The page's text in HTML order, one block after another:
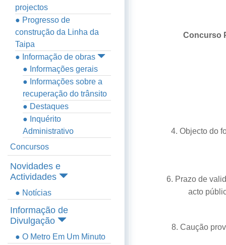
projectos
● Progresso de
construção da Linha da
Taipa
● Informação de obras
● Informações gerais
● Informações sobre a
recuperação do trânsito
● Destaques
● Inquérito
Administrativo
Concursos
Novidades e
Actividades
● Notícias
Informação de
Divulgação
● O Metro Em Um Minuto
Concurso
4. Objecto do
6. Prazo de
acto
8. Caução